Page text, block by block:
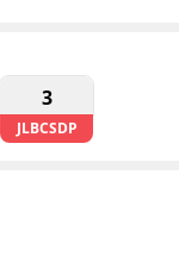
3
JLBCSDP